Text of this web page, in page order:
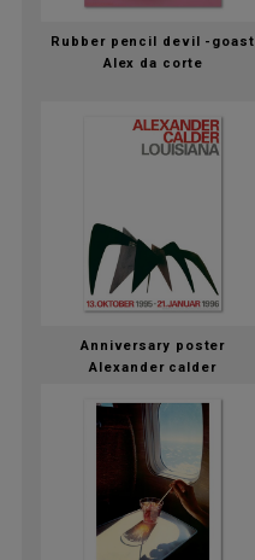
Rubber pencil devil -goast
Alex da corte
Anniversary poster
Alexander calder